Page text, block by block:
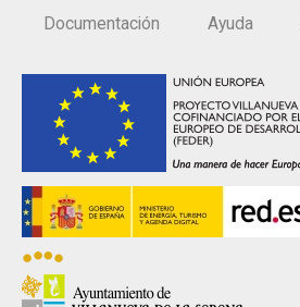
Documentación Ayuda